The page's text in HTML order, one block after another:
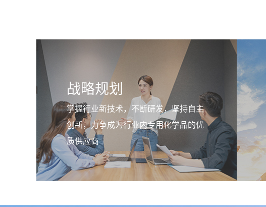
战略规划
掌握行业新技术，不断研发，坚持自主
创新，力争成为行业内专用化学品的优
质供应商